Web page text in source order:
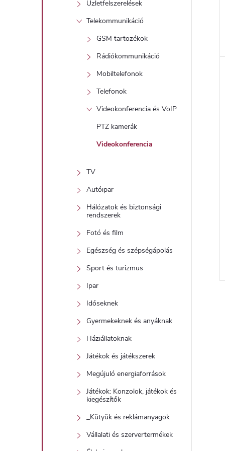
Üzletfelszerelések
Telekommunikáció
GSM tartozékok
Rádiókommunikáció
Mobiltelefonok
Telefonok
Videokonferencia és VoIP
PTZ kamerák
Videokonferencia
TV
Autóipar
Hálózatok és biztonsági
rendszerek
Fotó és film
Egészség és szépségápolás
Sport és turizmus
Ipar
Időseknek
Gyermekeknek és anyáknak
Háziállatoknak
Játékok és játékszerek
Megújuló energiaforrások
Játékok: Konzolok, játékok és
kiegészítők
_Kütyük és reklámanyagok
Vállalati és szervertermékek
l